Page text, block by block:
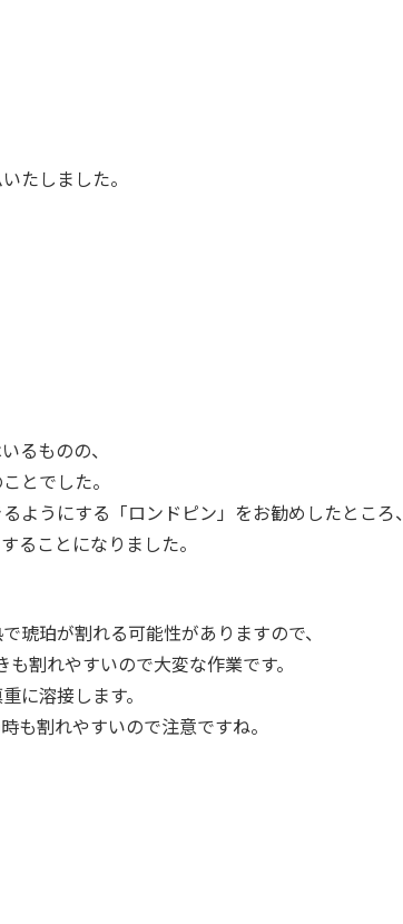
たしました。
るものの、
とでした。
ようにする「ロンドピン」をお勧めしたところ、
ることになりました。
琥珀が割れる可能性がありますので、
割れやすいので大変な作業です。
に溶接します。
も割れやすいので注意ですね。